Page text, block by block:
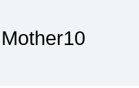
Mother10